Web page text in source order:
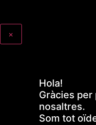
×
Hola!
Gràcies
nosaltres.
Som tot